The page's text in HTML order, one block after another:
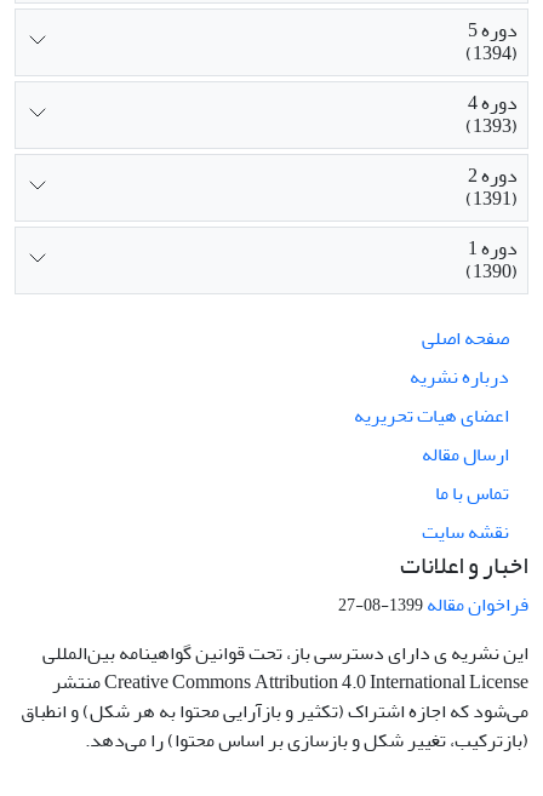
دوره 5
(1394)
دوره 4
(1393)
دوره 2
(1391)
دوره 1
(1390)
صفحه اصلی
درباره نشریه
اعضای هیات تحریریه
ارسال مقاله
تماس با ما
نقشه سایت
اخبار و اعلانات
فراخوان مقاله1399-08-27
این نشریه ی دارای دسترسی باز، تحت قوانین گواهینامه بین‌المللی
Creative Commons Attribution 4.0 International License منتشر
می‌شود که اجازه اشتراک (تکثیر و بازآرایی محتوا به هر شکل) و انطباق
(بازترکیب، تغییر شکل و بازسازی بر اساس محتوا) را می‌دهد.